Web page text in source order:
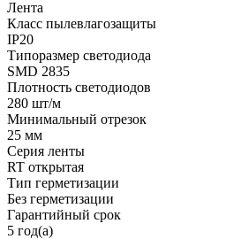
Лента
Класс пылевлагозащиты
IP20
Типоразмер светодиода
SMD 2835
Плотность светодиодов
280 шт/м
Минимальный отрезок
25 мм
Серия ленты
RT открытая
Тип герметизации
Без герметизации
Гарантийный срок
5 год(а)